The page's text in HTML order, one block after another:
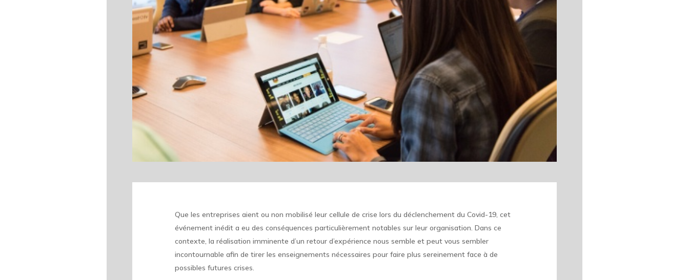
Que les entreprises aient ou non mobilisé leur cellule de crise lors du déclenchement du Covid-19, cet
événement inédit a eu des conséquences particulièrement notables sur leur organisation. Dans ce
contexte, la réalisation imminente d’un retour d’expérience nous semble et peut vous sembler
incontournable afin de tirer les enseignements nécessaires pour faire plus sereinement face à de
possibles futures crises.